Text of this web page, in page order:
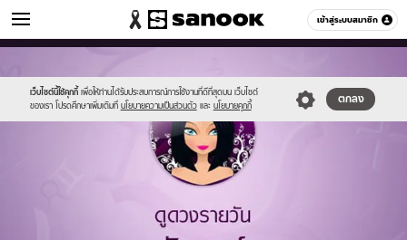
เข้าสู่ระบบสมาชิก
ดูดวง หมวดอื่นๆ
เว็บไซต์นี้ใช้คุกกี้ เพื่อให้ท่านได้รับประสบการณ์การใช้งานที่ดีที่สุดบน เว็บไซต์
ของเรา โปรดศึกษาเพิ่มเติมที่ นโยบายความเป็นส่วนตัว และ นโยบายคุกกี้
ตกลง
new-
sanook.png